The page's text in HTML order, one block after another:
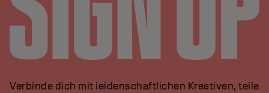
Verbinde dich mit leidenschaftlichen Kreativen, teile